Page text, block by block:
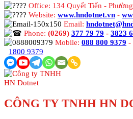
Office: 134 Quyết Tiến -
Website: www.hndotnet.vn -
Email:
Phone: (0269) 377 79 79 - 3823
Mobile: 088 800 9379 -
1800 9379
CÔNG TY TNHH HN